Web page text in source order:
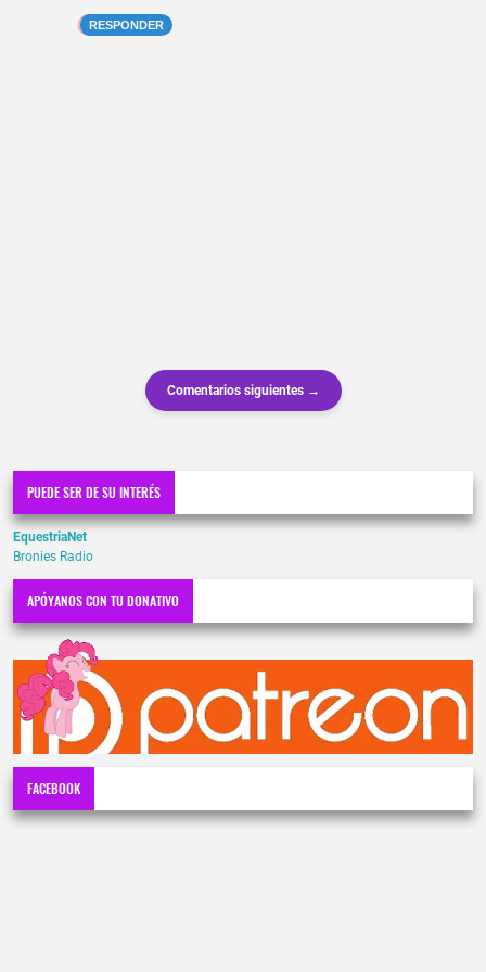
RESPONDER
Comentarios siguientes →
PUEDE SER DE SU INTERÉS
EquestriaNet
Bronies Radio
APÓYANOS CON TU DONATIVO
FACEBOOK